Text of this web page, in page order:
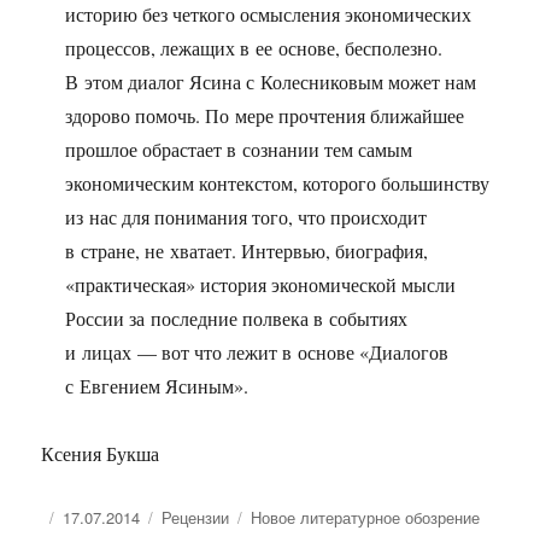
историю без четкого осмысления экономических
процессов, лежащих в ее основе, бесполезно.
В этом диалог Ясина с Колесниковым может нам
здорово помочь. По мере прочтения ближайшее
прошлое обрастает в сознании тем самым
экономическим контекстом, которого большинству
из нас для понимания того, что происходит
в стране, не хватает. Интервью, биография,
«практическая» история экономической мысли
России за последние полвека в событиях
и лицах — вот что лежит в основе «Диалогов
с Евгением Ясиным».
Ксения Букша
Опубликовано
17.07.2014 Рубрики
Рецензии Метки
Новое литературное обозрение